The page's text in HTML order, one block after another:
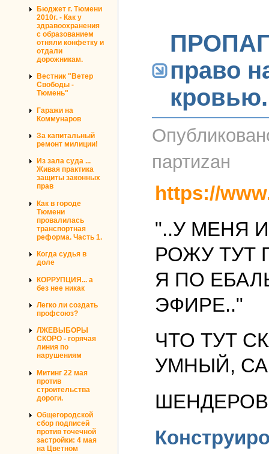
Бюджет г. Тюмени
2010г. - Как у
здравоохранения
с образованием
отняли конфетку и
отдали
дорожникам.
Вестник "Ветер
Свободы -
Тюмень"
Гаражи на
Коммунаров
За капитальный
ремонт милиции!
Из зала суда ...
Живая практика
защиты законных
прав
Как в городе
Тюмени
провалилась
транспортная
реформа. Часть 1.
Когда судья в
доле
КОРРУПЦИЯ... а
без нее никак
Легко ли создать
профсоюз?
ЛЖЕВЫБОРЫ
СКОРО - горячая
линия по
нарушениям
Митинг 22 мая
против
строительства
дороги.
Общегородской
сбор подписей
против точечной
застройки: 4 мая
на Цветном
право
кровью.
партиzан
https://
"..У МЕНЯ
РОЖУ ТУТ
Я ПО
ЭФИРЕ.."
ЧТО ТУТ
УМНЫЙ,